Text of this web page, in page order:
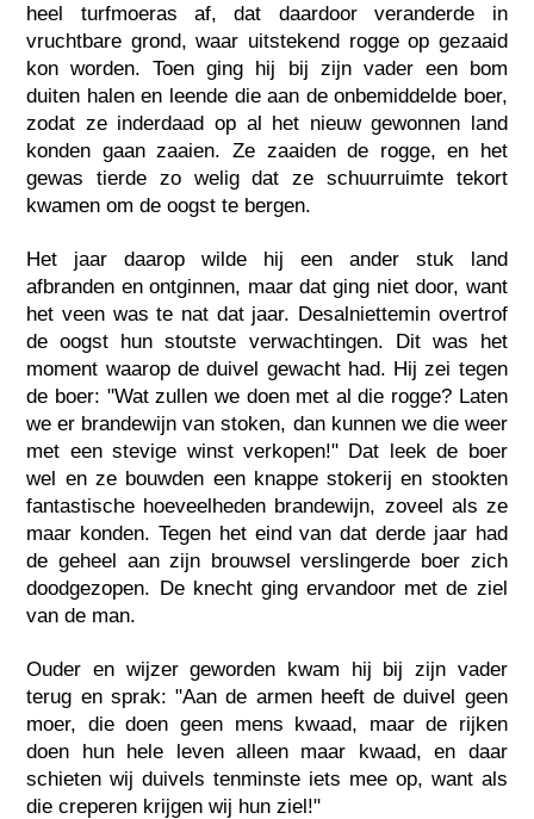
heel turfmoeras af, dat daardoor veranderde in
vruchtbare grond, waar uitstekend rogge op gezaaid
kon worden. Toen ging hij bij zijn vader een bom
duiten halen en leende die aan de onbemiddelde boer,
zodat ze inderdaad op al het nieuw gewonnen land
konden gaan zaaien. Ze zaaiden de rogge, en het
gewas tierde zo welig dat ze schuurruimte tekort
kwamen om de oogst te bergen.
Het jaar daarop wilde hij een ander stuk land
afbranden en ontginnen, maar dat ging niet door, want
het veen was te nat dat jaar. Desalniettemin overtrof
de oogst hun stoutste verwachtingen. Dit was het
moment waarop de duivel gewacht had. Hij zei tegen
de boer: "Wat zullen we doen met al die rogge? Laten
we er brandewijn van stoken, dan kunnen we die weer
met een stevige winst verkopen!" Dat leek de boer
wel en ze bouwden een knappe stokerij en stookten
fantastische hoeveelheden brandewijn, zoveel als ze
maar konden. Tegen het eind van dat derde jaar had
de geheel aan zijn brouwsel verslingerde boer zich
doodgezopen. De knecht ging ervandoor met de ziel
van de man.
Ouder en wijzer geworden kwam hij bij zijn vader
terug en sprak: "Aan de armen heeft de duivel geen
moer, die doen geen mens kwaad, maar de rijken
doen hun hele leven alleen maar kwaad, en daar
schieten wij duivels tenminste iets mee op, want als
die creperen krijgen wij hun ziel!"